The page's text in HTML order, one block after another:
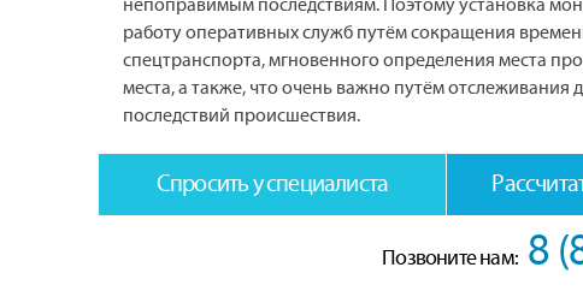
непоправимым последствиям. Поэтому установка
работу оперативных служб путём сокращения
спецтранспорта, мгновенного определения места
места, а также, что очень важно путём отслеживания
последствий происшествия.
Спросить у специалиста
Позвоните нам: 8